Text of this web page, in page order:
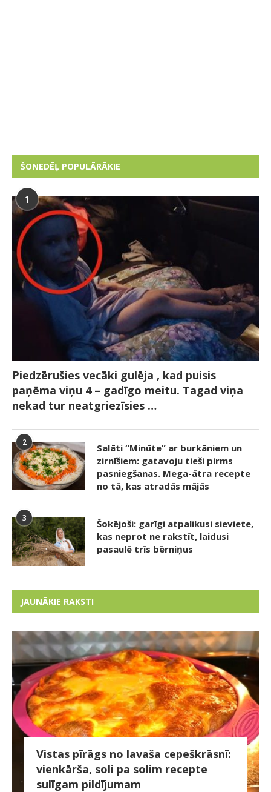
ŠONEDĒĻ POPULĀRĀKIE
1
Piedzērušies vecāki gulēja , kad puisis
paņēma viņu 4 – gadīgo meitu. Tagad viņa
nekad tur neatgriezīsies …
2
Salāti “Minūte” ar burkāniem un
zirnīšiem: gatavoju tieši pirms
pasniegšanas. Mega-ātra recepte
no tā, kas atradās mājās
3
Šokējoši: garīgi atpalikusi sieviete,
kas neprot ne rakstīt, laidusi
pasaulē trīs bērniņus
JAUNĀKIE RAKSTI
Vistas pīrāgs no lavaša cepeškrāsnī:
vienkārša, soli pa solim recepte
sulīgam pildījumam